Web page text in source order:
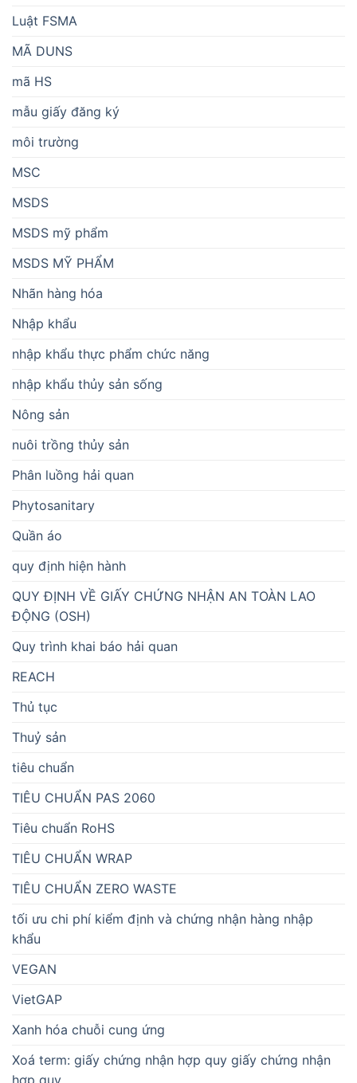
Luật FSMA
MÃ DUNS
mã HS
mẫu giấy đăng ký
môi trường
MSC
MSDS
MSDS mỹ phẩm
MSDS MỸ PHẨM
Nhãn hàng hóa
Nhập khẩu
nhập khẩu thực phẩm chức năng
nhập khẩu thủy sản sống
Nông sản
nuôi trồng thủy sản
Phân luồng hải quan
Phytosanitary
Quần áo
quy định hiện hành
QUY ĐỊNH VỀ GIẤY CHỨNG NHẬN AN TOÀN LAO
ĐỘNG (OSH)
Quy trình khai báo hải quan
REACH
Thủ tục
Thuỷ sản
tiêu chuẩn
TIÊU CHUẨN PAS 2060
Tiêu chuẩn RoHS
TIÊU CHUẨN WRAP
TIÊU CHUẨN ZERO WASTE
tối ưu chi phí kiểm định và chứng nhận hàng nhập
khẩu
VEGAN
VietGAP
Xanh hóa chuỗi cung ứng
Xoá term: giấy chứng nhận hợp quy giấy chứng nhận